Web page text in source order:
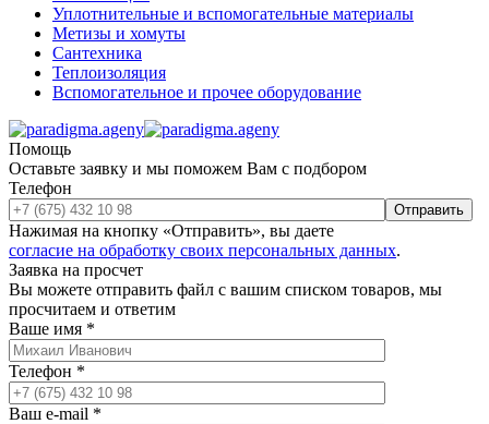
Уплотнительные и вспомогательные материалы
Метизы и хомуты
Сантехника
Теплоизоляция
Вспомогательное и прочее оборудование
Помощь
Оставьте заявку и мы поможем Вам с подбором
Телефон
Отправить
Нажимая на кнопку «Отправить», вы даете
согласие на обработку своих персональных данных.
Заявка на просчет
Вы можете отправить файл с вашим списком товаров, мы
просчитаем и ответим
Ваше имя *
Телефон *
Ваш e-mail *